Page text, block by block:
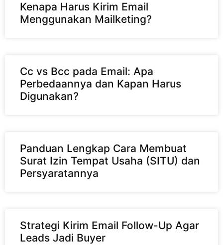
Kenapa Harus Kirim Email
Menggunakan Mailketing?
Cc vs Bcc pada Email: Apa
Perbedaannya dan Kapan Harus
Digunakan?
Panduan Lengkap Cara Membuat
Surat Izin Tempat Usaha (SITU) dan
Persyaratannya
Strategi Kirim Email Follow-Up Agar
Leads Jadi Buyer